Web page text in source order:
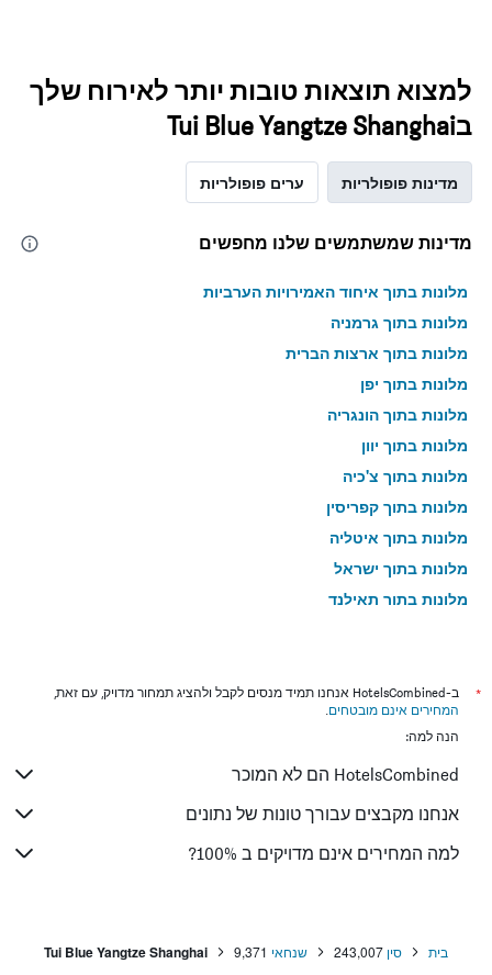
למצוא תוצאות טובות יותר לאירוח שלך
בTui Blue Yangtze Shanghai
מדינות פופולריות ערים פופולריות
מדינות שמשתמשים שלנו מחפשים
מלונות בתוך איחוד האמירויות הערביות
מלונות בתוך גרמניה
מלונות בתוך ארצות הברית
מלונות בתוך יפן
מלונות בתוך הונגריה
מלונות בתוך יוון
מלונות בתוך צ'כיה
מלונות בתוך קפריסין
מלונות בתוך איטליה
מלונות בתוך ישראל
מלונות בתוך תאילנד
*
ב-HotelsCombined אנחנו תמיד מנסים לקבל ולהציג תמחור מדויק, עם זאת,
המחירים אינם מובטחים.
הנה למה:
HotelsCombined הם לא המוכר
אנחנו מקבצים עבורך טונות של נתונים
למה המחירים אינם מדויקים ב 100%?
בית סין 243,007 שנחאי 9,371
Tui Blue Yangtze Shanghai